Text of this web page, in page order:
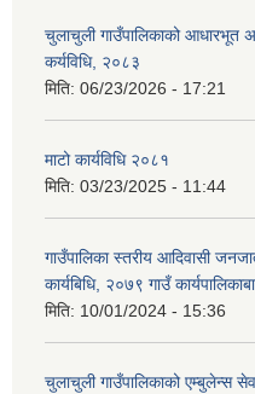
चुलाचुली गाउँपालिकाको आधारभूत
कर्यविधि, २०८३
मिति: 06/23/2026 - 17:21
माटो कार्यविधि २०८१
मिति: 03/23/2025 - 11:44
गाउँपालिका स्तरीय आदिवासी
कार्यबिधि, २०७९ गाउँ
मिति: 10/01/2024 - 15:36
चुलाचुली गाउँपालिकाको एम्बुलेन्स